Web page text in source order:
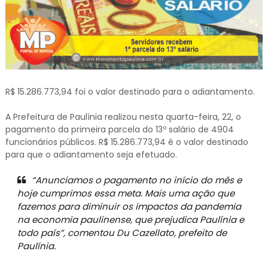
R$ 15.286.773,94 foi o valor destinado para o adiantamento.
A Prefeitura de Paulínia realizou nesta quarta-feira, 22, o
pagamento da primeira parcela do 13º salário de 4904
funcionários públicos. R$ 15.286.773,94 é o valor destinado
para que o adiantamento seja efetuado.
“Anunciamos o pagamento no início do mês e
hoje cumprimos essa meta. Mais uma ação que
fazemos para diminuir os impactos da pandemia
na economia paulinense, que prejudica Paulínia e
todo país”, comentou Du Cazellato, prefeito de
Paulínia.